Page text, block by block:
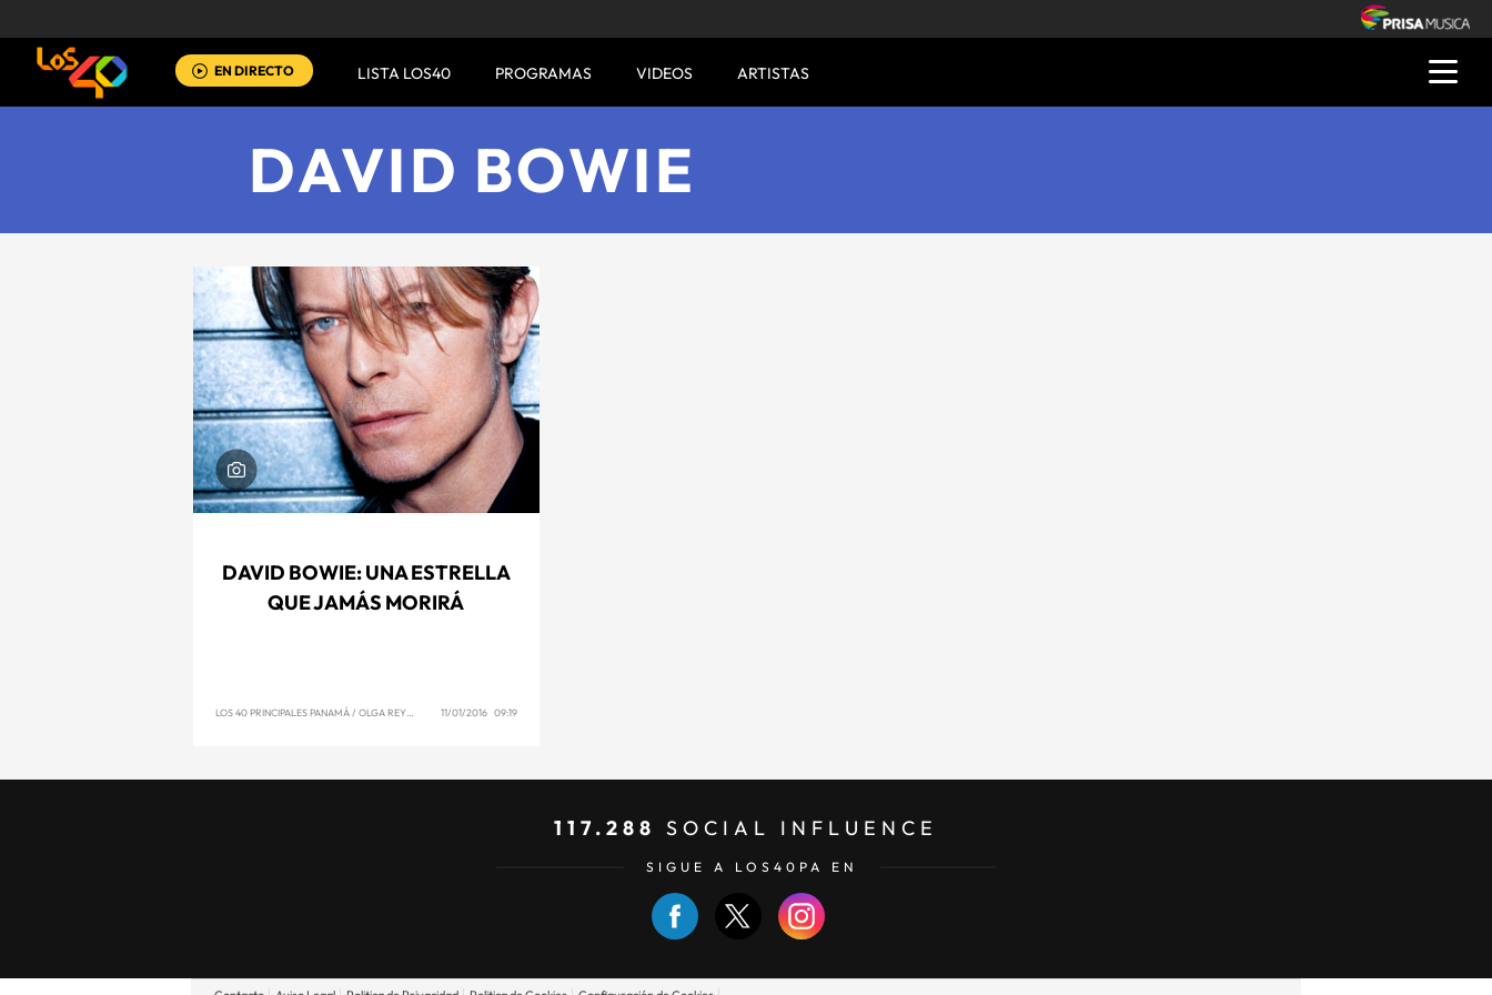
EN DIRECTO LISTA LOS40 PROGRAMAS VIDEOS ARTISTAS
DAVID BOWIE
DAVID BOWIE: UNA ESTRELLA
QUE JAMÁS MORIRÁ
LOS 40 PRINCIPALES PANAMÁ/ OLGA REYNA 11/01/2016 09:19
117.288 SOCIAL INFLUENCE
SIGUE A LOS40PA EN